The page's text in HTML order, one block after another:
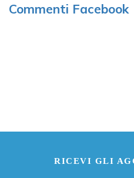
Commenti Facebook
RICEVI GLI